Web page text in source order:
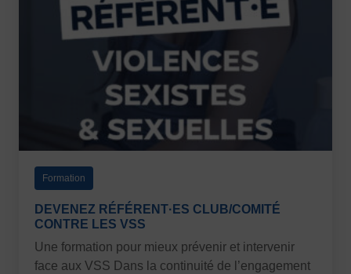
Signalement violences sexistes et sexuelles
Protéger les pratiquant.es
Prévenir les discriminations
Agir contre le dopage et les conduites dopantes
Préserver le pacte républicain
FORMATION
Livret de l’animateur·trice
Brevet Fédéral
BAFA
Officiel·les
Responsable associatif.ve FSGT
Formateur.trice.s
Formation
DEVENEZ RÉFÉRENT·ES CLUB/COMITÉ
CONTRE LES VSS
Une formation pour mieux prévenir et intervenir
face aux VSS Dans la continuité de l’engagement